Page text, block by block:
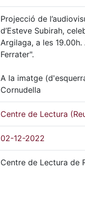
Projecció de
d’Esteve Subirah,
Argilaga, a les
Ferrater".
A la imatge
Cornudella
Centre de Lectura
02-12-2022
Centre de Lectura de